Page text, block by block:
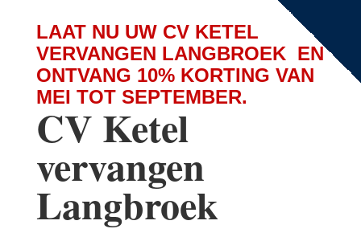
LAAT NU UW CV KETEL
VERVANGEN LANGBROEK EN
ONTVANG 10% KORTING VAN
MEI TOT SEPTEMBER.
CV Ketel
vervangen
Langbroek